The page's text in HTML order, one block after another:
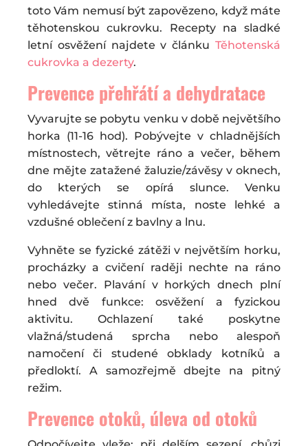
toto Vám nemusí být zapovězeno, když máte
těhotenskou cukrovku. Recepty na sladké
letní osvěžení najdete v článku Těhotenská
cukrovka a dezerty.
Prevence přehřátí a dehydratace
Vyvarujte se pobytu venku v době největšího
horka (11-16 hod). Pobývejte v chladnějších
místnostech, větrejte ráno a večer, během
dne mějte zatažené žaluzie/závěsy v oknech,
do kterých se opírá slunce. Venku
vyhledávejte stinná místa, noste lehké a
vzdušné oblečení z bavlny a lnu.
Vyhněte se fyzické zátěži v největším horku,
procházky a cvičení raději nechte na ráno
nebo večer. Plavání v horkých dnech plní
hned dvě funkce: osvěžení a fyzickou
aktivitu. Ochlazení také poskytne
vlažná/studená sprcha nebo alespoň
namočení či studené obklady kotníků a
předloktí. A samozřejmě dbejte na pitný
režim.
Prevence otoků, úleva od otoků